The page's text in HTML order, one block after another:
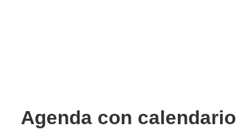
Agenda con calendario